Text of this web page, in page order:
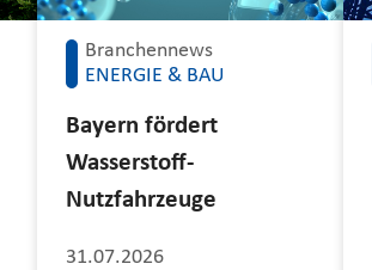
Branchennews
ENERGIE & BAU
31.07.2026
Bayern fördert
Wasserstoff-
Nutzfahrzeuge